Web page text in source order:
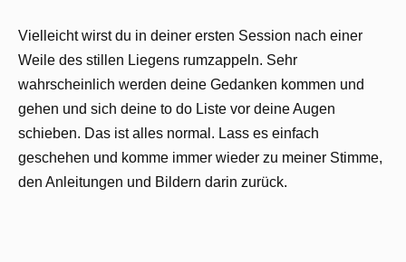
Vielleicht wirst du in deiner ersten Session nach einer
Weile des stillen Liegens rumzappeln. Sehr
wahrscheinlich werden deine Gedanken kommen und
gehen und sich deine to do Liste vor deine Augen
schieben. Das ist alles normal. Lass es einfach
geschehen und komme immer wieder zu meiner Stimme,
den Anleitungen und Bildern darin zurück.